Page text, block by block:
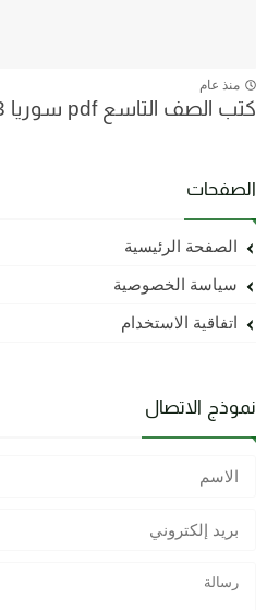
منذ عام
كتب الصف التاسع pdf سوريا 2023 - 2024
الصفحات
الصفحة الرئيسية
سياسة الخصوصية
اتفاقية الاستخدام
نموذج الاتصال